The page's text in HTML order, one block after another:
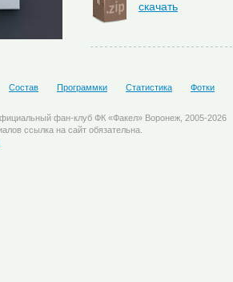
скачать
Состав Программки Статистика Фотки
фан-клуб ФК «Факел» Воронеж, 2005-2026
ссылка на сайт обязательна.